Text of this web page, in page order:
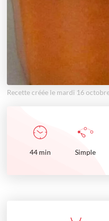
Recette créée le mardi 16
44 min Simple